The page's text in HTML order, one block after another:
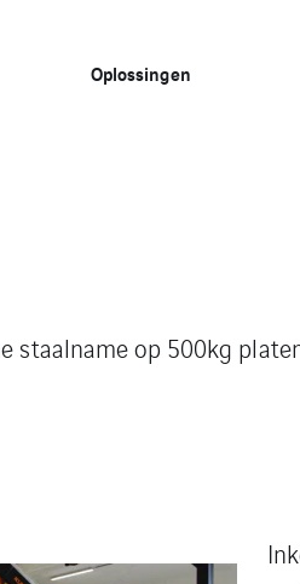
Oplossingen
staalname op 500kg